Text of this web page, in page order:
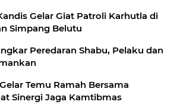
Gelar Giat Patroli Karhutla di
Simpang Belutu
Peredaran Shabu, Pelaku dan
Temu Ramah Bersama
Sinergi Jaga Kamtibmas